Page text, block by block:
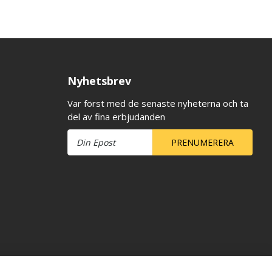
Nyhetsbrev
Var först med de senaste nyheterna och ta
del av fina erbjudanden
PRENUMERERA